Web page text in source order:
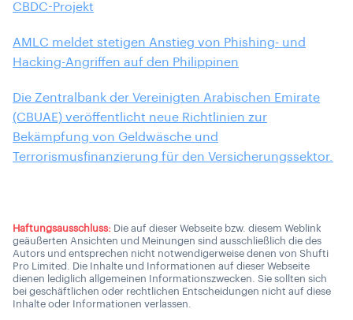
CBDC-Projekt
AMLC meldet stetigen Anstieg von Phishing- und
Hacking-Angriffen auf den Philippinen
Die Zentralbank der Vereinigten Arabischen Emirate
(CBUAE) veröffentlicht neue Richtlinien zur
Bekämpfung von Geldwäsche und
Terrorismusfinanzierung für den Versicherungssektor.
Haftungsausschluss: Die auf dieser Webseite bzw. diesem Weblink
geäußerten Ansichten und Meinungen sind ausschließlich die des
Autors und entsprechen nicht notwendigerweise denen von Shufti
Pro Limited. Die Inhalte und Informationen auf dieser Webseite
dienen lediglich allgemeinen Informationszwecken. Sie sollten sich
bei geschäftlichen oder rechtlichen Entscheidungen nicht auf diese
Inhalte oder Informationen verlassen.